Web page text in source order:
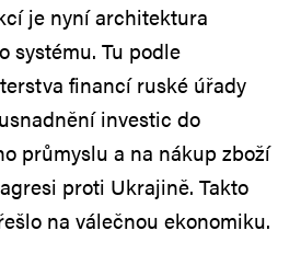
je nyní architektura
systému. Tu podle
financí ruské úřady
investic do
průmyslu a na nákup zboží
proti Ukrajině. Takto
na válečnou ekonomiku.